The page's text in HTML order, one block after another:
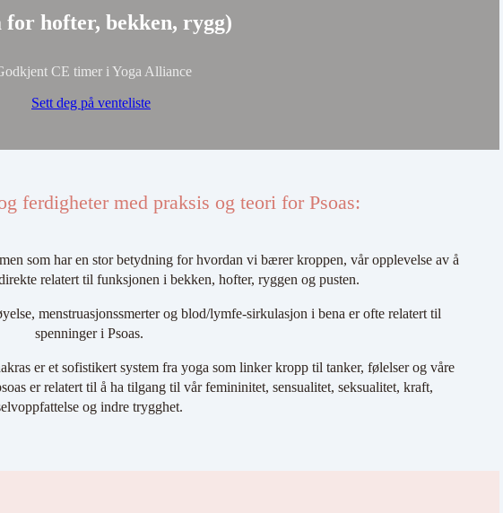
for hofter, bekken, rygg)
CE timer i Yoga Alliance
Sett deg på venteliste
ferdigheter med praksis og teori for Psoas:
som har en stor betydning for hvordan vi bærer kroppen, vår opplevelse av å
relatert til funksjonen i bekken, hofter, ryggen og pusten.
menstruasjonssmerter og blod/lymfe-sirkulasjon i bena er ofte relatert til
spenninger i Psoas.
er et sofistikert system fra yoga som linker kropp til tanker, følelser og våre
er relatert til å ha tilgang til vår femininitet, sensualitet, seksualitet, kraft,
og indre trygghet.